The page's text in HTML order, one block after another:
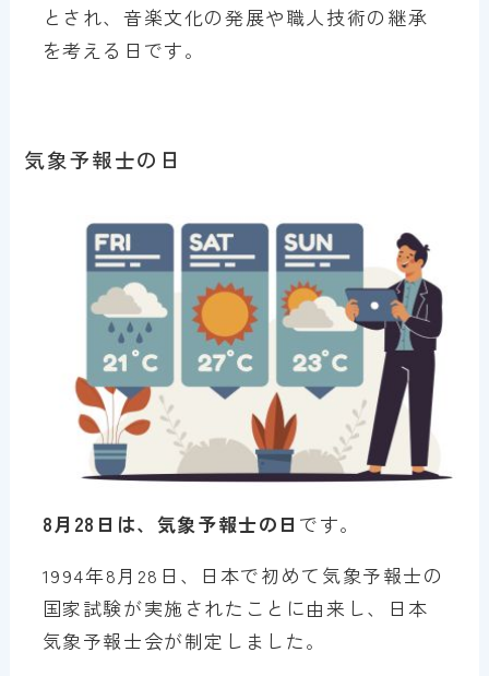
とされ、音楽文化の発展や職人技術の継承
を考える日です。
気象予報士の日
8月28日は、気象予報士の日 です。
1994年8月28日、日本で初めて気象予報士の
国家試験が実施されたことに由来し、日本
気象予報士会が制定しました。